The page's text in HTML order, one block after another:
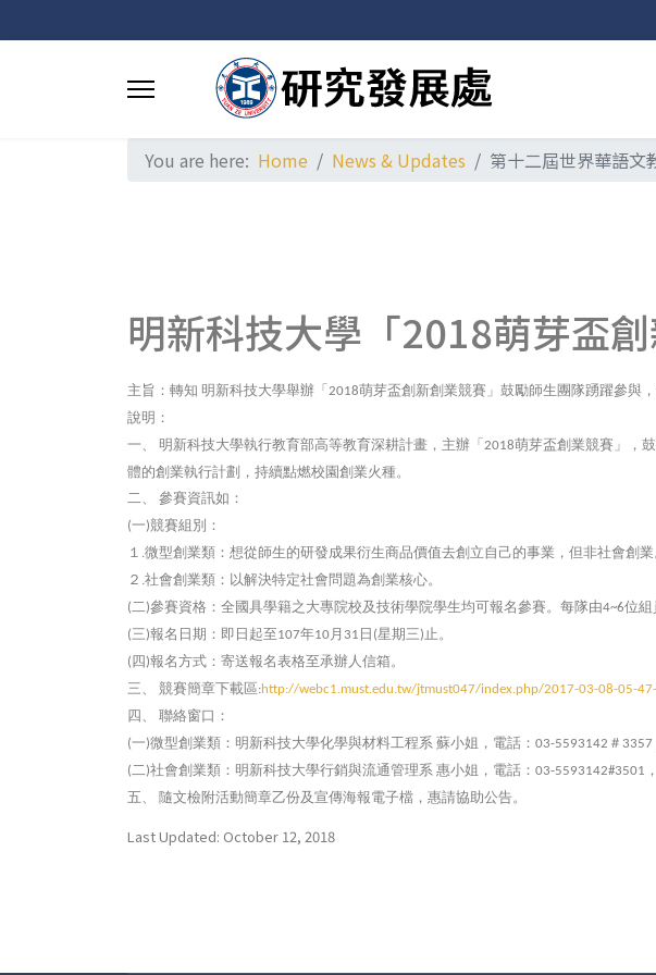
You are here: Home News & Updates 第十二屆世界華語文
明新科技大學「2018萌芽盃創
主旨：轉知 明新科技大學舉辦「2018萌芽盃創新創業競賽」鼓勵師生團隊踴躍參與
說明：
一、
明新科技大學執行教育部高等教育深耕計畫，主辦「2018萌芽盃創業競賽」，
體的創業執行計劃，持續點燃校園創業火種。
二、
參賽資訊如：
(一)競賽組別：
１ .微型創業類：想從師生的研發成果衍生商品價值去創立自己的事業，但非社會創業
２ .社會創業類：以解決特定社會問題為創業核心。
(二)參賽資格：全國具學籍之大專院校及技術學院學生均可報名參賽。每隊由4~6位組
(三)報名日期：即日起至107年10月 31 日 (星期三) 止。
(四)報名方式：寄送報名表格至承辦人信箱。
三、
競賽簡章下載區:http://webc1.must.edu.tw/jtmust047/index.php/2017-03-08-05-
四、
聯絡窗口：
(一)微型創業類：明新科技大學化學與材料工程系蘇小姐，電話： 03-5593142 ＃ 3357
(二)社會創業類：明新科技大學行銷與流通管理系惠小姐，電話： 03-5593142#3501 ，
五、
隨文檢附活動簡章乙份及宣傳海報電子檔，惠請協助公告。
Last Updated: October 12, 2018